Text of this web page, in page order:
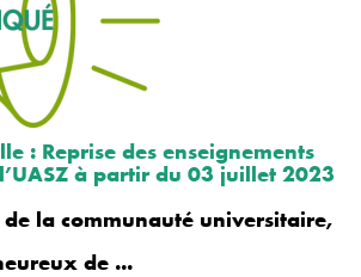
: Reprise des enseignements
à partir du 03 juillet 2023
de la communauté universitaire,
de ...